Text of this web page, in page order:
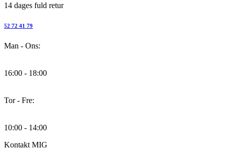
varesiden
14 dages fuld retur
52 72 41 79
Man - Ons:
16:00 - 18:00
Tor - Fre:
10:00 - 14:00
Kontakt MIG